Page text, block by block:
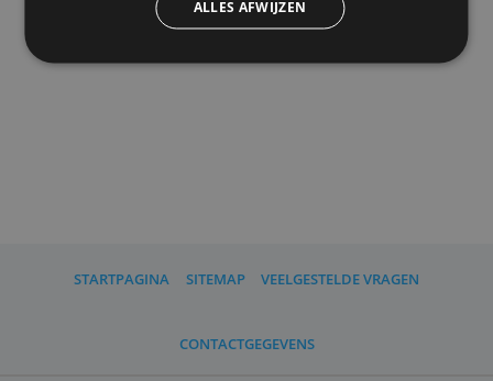
verzameld door uw gebruik van hun diensten.